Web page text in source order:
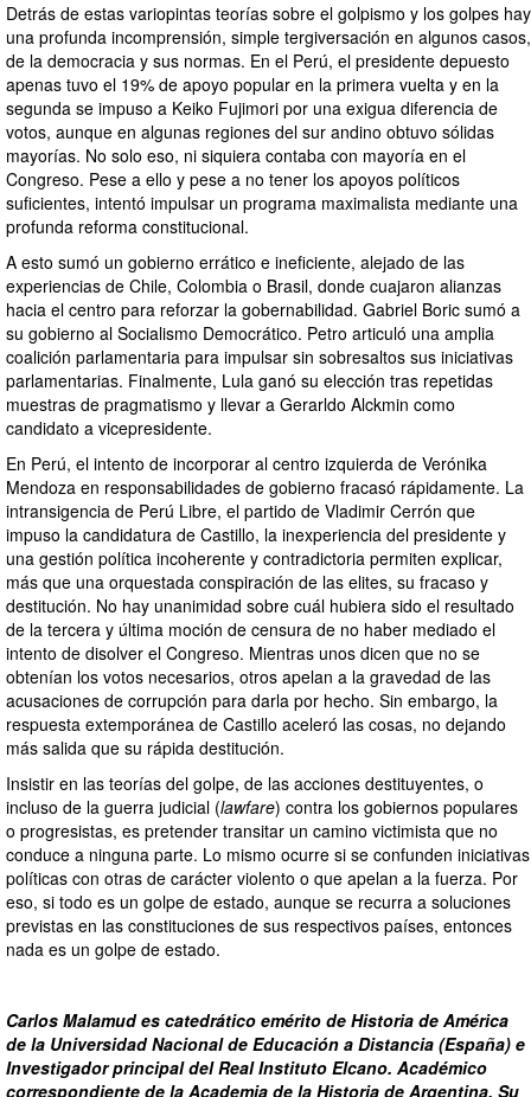
Detrás de estas variopintas teorías sobre el golpismo y los golpes hay
una profunda incomprensión, simple tergiversación en algunos casos,
de la democracia y sus normas. En el Perú, el presidente depuesto
apenas tuvo el 19% de apoyo popular en la primera vuelta y en la
segunda se impuso a Keiko Fujimori por una exigua diferencia de
votos, aunque en algunas regiones del sur andino obtuvo sólidas
mayorías. No solo eso, ni siquiera contaba con mayoría en el
Congreso. Pese a ello y pese a no tener los apoyos políticos
suficientes, intentó impulsar un programa maximalista mediante una
profunda reforma constitucional.
A esto sumó un gobierno errático e ineficiente, alejado de las
experiencias de Chile, Colombia o Brasil, donde cuajaron alianzas
hacia el centro para reforzar la gobernabilidad. Gabriel Boric sumó a
su gobierno al Socialismo Democrático. Petro articuló una amplia
coalición parlamentaria para impulsar sin sobresaltos sus iniciativas
parlamentarias. Finalmente, Lula ganó su elección tras repetidas
muestras de pragmatismo y llevar a Gerarldo Alckmin como
candidato a vicepresidente.
En Perú, el intento de incorporar al centro izquierda de Verónika
Mendoza en responsabilidades de gobierno fracasó rápidamente. La
intransigencia de Perú Libre, el partido de Vladimir Cerrón que
impuso la candidatura de Castillo, la inexperiencia del presidente y
una gestión política incoherente y contradictoria permiten explicar,
más que una orquestada conspiración de las elites, su fracaso y
destitución. No hay unanimidad sobre cuál hubiera sido el resultado
de la tercera y última moción de censura de no haber mediado el
intento de disolver el Congreso. Mientras unos dicen que no se
obtenían los votos necesarios, otros apelan a la gravedad de las
acusaciones de corrupción para darla por hecho. Sin embargo, la
respuesta extemporánea de Castillo aceleró las cosas, no dejando
más salida que su rápida destitución.
Insistir en las teorías del golpe, de las acciones destituyentes, o
incluso de la guerra judicial (lawfare) contra los gobiernos populares
o progresistas, es pretender transitar un camino victimista que no
conduce a ninguna parte. Lo mismo ocurre si se confunden iniciativas
políticas con otras de carácter violento o que apelan a la fuerza. Por
eso, si todo es un golpe de estado, aunque se recurra a soluciones
previstas en las constituciones de sus respectivos países, entonces
nada es un golpe de estado.
Carlos Malamud es catedrático emérito de Historia de América
de la Universidad Nacional de Educación a Distancia (España) e
Investigador principal del Real Instituto Elcano. Académico
correspondiente de la Academia de la Historia de Argentina. Su